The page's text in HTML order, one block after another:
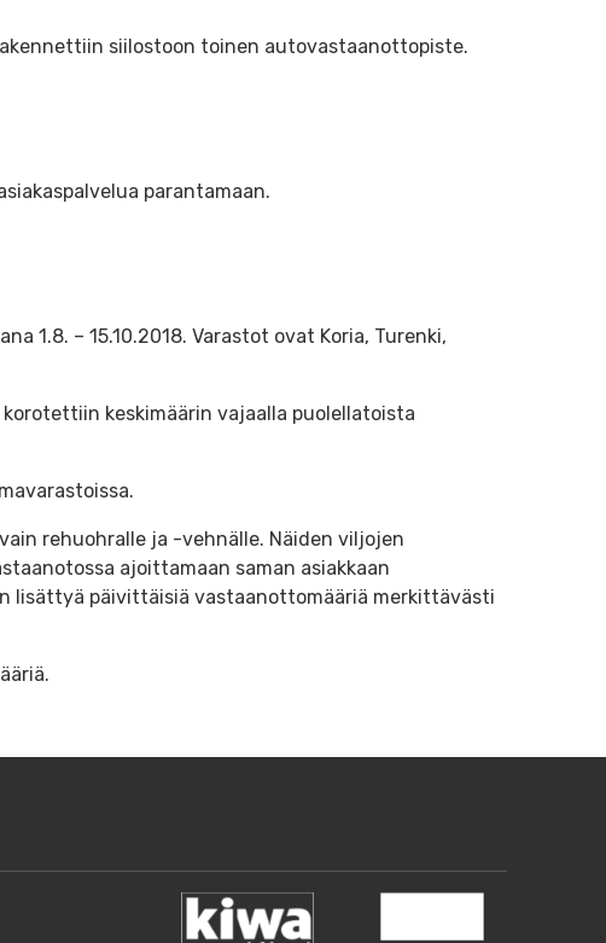
siilostoon toinen autovastaanottopiste.
parantamaan.
1.8. – 15.10.2018. Varastot ovat Koria, Turenki,
keskimäärin vajaalla puolellatoista
rehuohralle ja -vehnälle. Näiden viljojen
ajoittamaan saman asiakkaan
lisättyä päivittäisiä vastaanottomääriä merkittävästi